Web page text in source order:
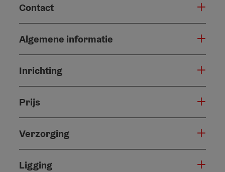
Contact
Algemene informatie
Inrichting
Prijs
Verzorging
Ligging